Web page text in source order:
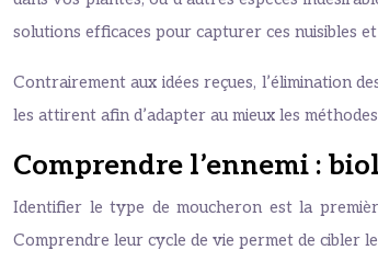
solutions efficaces pour capturer ces nuisibles
Contrairement aux idées reçues, l’élimination
les attirent afin d’adapter au mieux les
Comprendre l’ennemi :
Identifier le type de moucheron est la
Comprendre leur cycle de vie permet de cibler